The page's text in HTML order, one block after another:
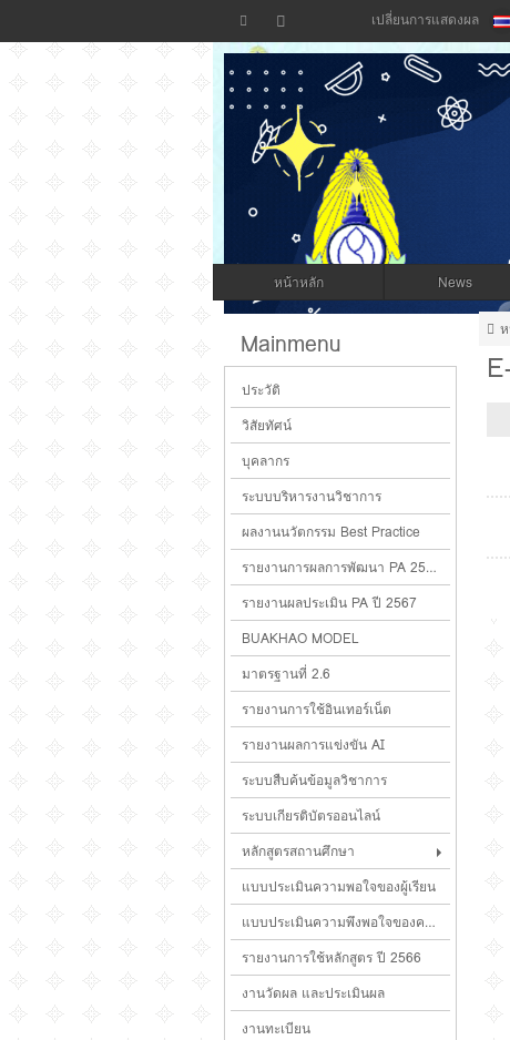
เปลี่ยนการแสดงผล
เว็บไซต์กลุ่มบริหารวิชาการ โรงเรียนบัวขาว
หน้าหลัก News
Mainmenu
ประวัติ
วิสัยทัศน์
บุคลากร
ระบบบริหารงานวิชาการ
ผลงานนวัตกรรม Best Practice
รายงานการผลการพัฒนา PA 2566
รายงานผลประเมิน PA ปี 2567
BUAKHAO MODEL
มาตรฐานที่ 2.6
รายงานการใช้อินเทอร์เน็ต
รายงานผลการแข่งขัน AI
ระบบสืบค้นข้อมูลวิชาการ
ระบบเกียรติบัตรออนไลน์
หลักสูตรสถานศึกษา
แบบประเมินความพอใจของผู้เรียน
แบบประเมินความพึงพอใจของครูผู้สอน
รายงานการใช้หลักสูตร ปี 2566
งานวัดผล และประเมินผล
งานทะเบียน